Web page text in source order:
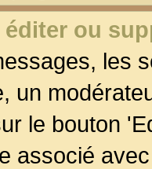
ou
les
un
le bouton
associé